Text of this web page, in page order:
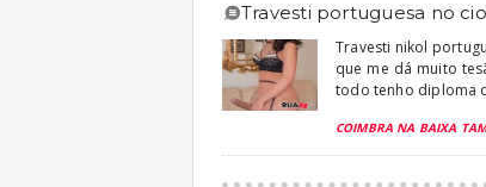
travesti portuguesa no
Travesti nikol
que me dá muito
todo tenho diploma
COIMBRA NA BAIXA